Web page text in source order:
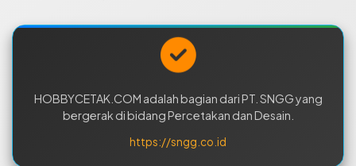
HOBBYCETAK.COM adalah bagian dari PT. SNGG yang
bergerak di bidang Percetakan dan Desain.
https://sngg.co.id